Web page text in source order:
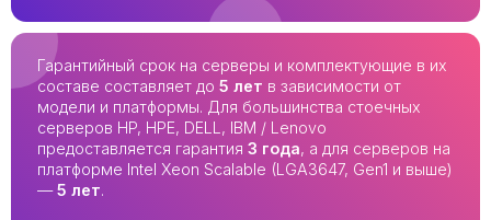
Гарантийный срок на серверы и комплектующие в их
составе составляет до 5 лет в зависимости от
модели и платформы. Для большинства стоечных
серверов HP, HPE, DELL, IBM / Lenovo
предоставляется гарантия 3 года, а для серверов на
платформе Intel Xeon Scalable (LGA3647, Gen1 и выше)
—5 лет.